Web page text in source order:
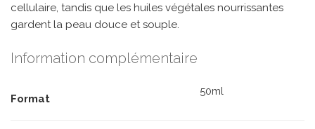
cellulaire, tandis que les huiles végétales nourrissantes
gardent la peau douce et souple.
Information complémentaire
Format
50ml